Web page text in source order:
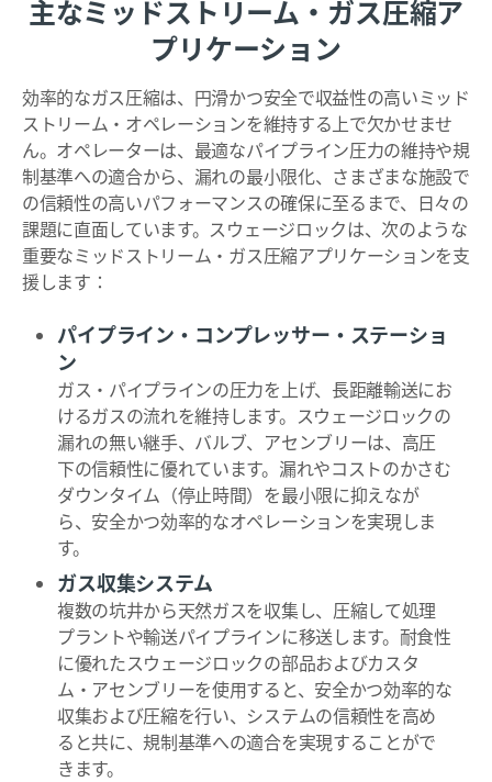
主なミッドストリーム・ガス圧縮ア
プリケーション
効率的なガス圧縮は、円滑かつ安全で収益性の高いミッド
ストリーム・オペレーションを維持する上で欠かせませ
ん。オペレーターは、最適なパイプライン圧力の維持や規
制基準への適合から、漏れの最小限化、さまざまな施設で
の信頼性の高いパフォーマンスの確保に至るまで、日々の
課題に直面しています。スウェージロックは、次のような
重要なミッドストリーム・ガス圧縮アプリケーションを支
援します：
パイプライン・コンプレッサー・ステーショ
ン
ガス・パイプラインの圧力を上げ、長距離輸送にお
けるガスの流れを維持します。スウェージロックの
漏れの無い継手、バルブ、アセンブリーは、高圧
下の信頼性に優れています。漏れやコストのかさむ
ダウンタイム（停止時間）を最小限に抑えなが
ら、安全かつ効率的なオペレーションを実現しま
す。
ガス収集システム
複数の坑井から天然ガスを収集し、圧縮して処理
プラントや輸送パイプラインに移送します。耐食性
に優れたスウェージロックの部品およびカスタ
ム・アセンブリーを使用すると、安全かつ効率的な
収集および圧縮を行い、システムの信頼性を高め
ると共に、規制基準への適合を実現することがで
きます。